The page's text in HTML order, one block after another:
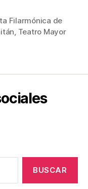
Filarmónica de
, Teatro Mayor